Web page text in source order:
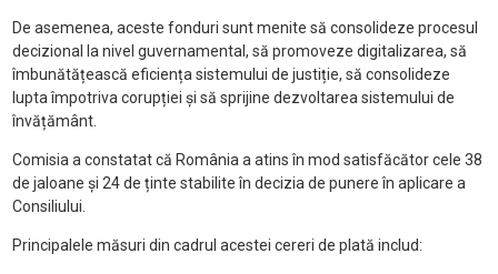
De asemenea, aceste fonduri sunt menite să consolideze procesul
decizional la nivel guvernamental, să promoveze digitalizarea, să
îmbunătățească eficiența sistemului de justiție, să consolideze
lupta împotriva corupției și să sprijine dezvoltarea sistemului de
învățământ.
Comisia a constatat că România a atins în mod satisfăcător cele 38
de jaloane și 24 de ținte stabilite în decizia de punere în aplicare a
Consiliului.
Principalele măsuri din cadrul acestei cereri de plată includ: